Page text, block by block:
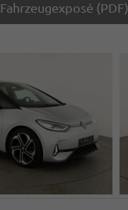
Fahrzeugexposé (PDF)